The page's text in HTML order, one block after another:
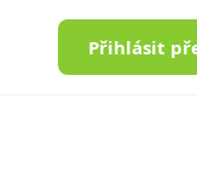
Přihlásit